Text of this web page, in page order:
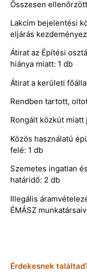
Összesen
Lakcím bejelentési
eljárás
Átirat az Építési
hiánya miatt: 1 db
Átirat a kerületi
Rendben tartott,
Rongált közkút miatt
Közös használatú
felé: 1 db
Szemetes ingatlan
határidő: 2 db
Illegális
ÉMÁSZ
Érdekesnek